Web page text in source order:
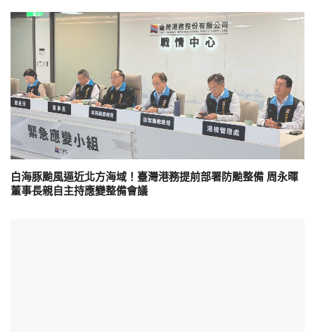
白海豚颱風逼近北方海域！臺灣港務提前部署防颱整備 周永暉
董事長親自主持應變整備會議